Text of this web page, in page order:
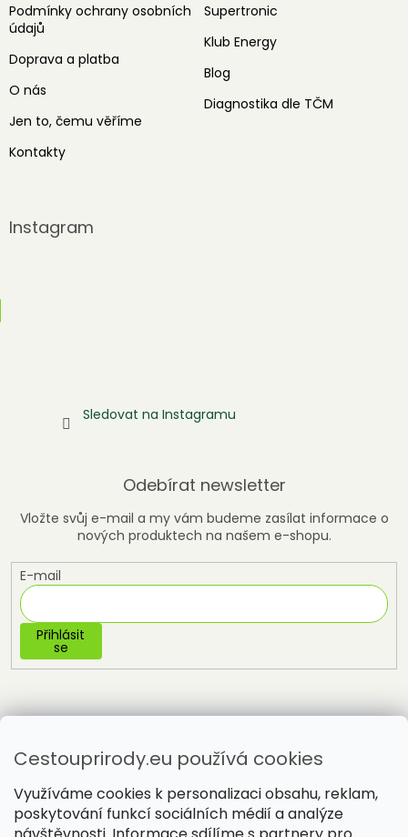
Cestouprirody.eu používá cookies
Využíváme cookies k personalizaci obsahu, reklam,
poskytování funkcí sociálních médií a analýze
Podmínky ochrany osobních
údajů
Doprava a platba
O nás
Jen to, čemu věříme
Kontakty
Supertronic
Klub Energy
Blog
Diagnostika dle TČM
Instagram
Sledovat na Instagramu
Odebírat newsletter
Vložte svůj e-mail a my vám budeme zasílat informace o
nových produktech na našem e-shopu.
E-mail
Přihlásit
se